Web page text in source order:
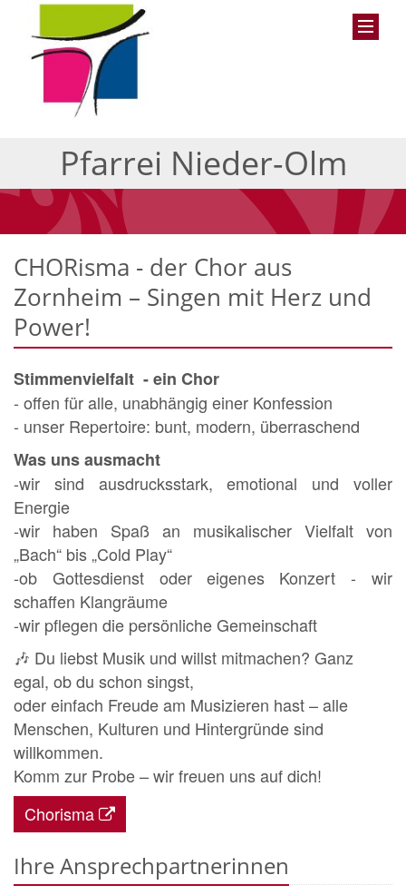
Pfarrei Nieder-Olm
CHORisma - der Chor aus
Zornheim – Singen mit Herz und
Power!
Stimmenvielfalt - ein Chor
- offen für alle, unabhängig einer Konfession
- unser Repertoire: bunt, modern, überraschend
Was uns ausmacht
-wir sind ausdrucksstark, emotional und voller
Energie
-wir haben Spaß an musikalischer Vielfalt von
„Bach“ bis „Cold Play“
-ob Gottesdienst oder eigenes Konzert - wir
schaffen Klangräume
-wir pflegen die persönliche Gemeinschaft
🎶 Du liebst Musik und willst mitmachen? Ganz
egal, ob du schon singst,
oder einfach Freude am Musizieren hast – alle
Menschen, Kulturen und Hintergründe sind
willkommen.
Komm zur Probe – wir freuen uns auf dich!
Chorisma
Ihre Ansprechpartnerinnen